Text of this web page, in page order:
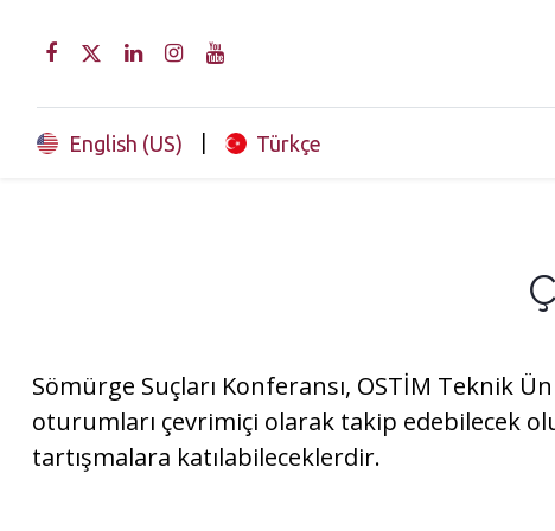
English (US) | Türkçe
Sömürge Suçları Konferansı, OSTİM Teknik
oturumları çevrimiçi olarak takip edebilecek
tartışmalara katılabileceklerdir.